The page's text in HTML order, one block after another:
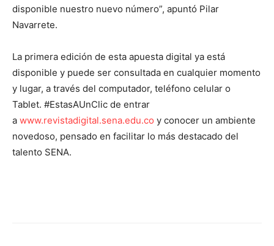
disponible nuestro nuevo número”, apuntó Pilar
Navarrete.
La primera edición de esta apuesta digital ya está
disponible y puede ser consultada en cualquier momento
y lugar, a través del computador, teléfono celular o
Tablet. #EstasAUnClic de entrar
a www.revistadigital.sena.edu.co y conocer un ambiente
novedoso, pensado en facilitar lo más destacado del
talento SENA.